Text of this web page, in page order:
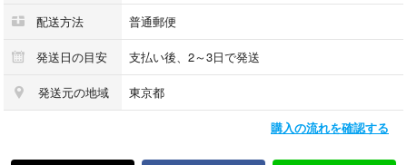
ファンコ POP
ご不明点があればコメントよろしくお願いいたします。
配送方法 普通郵便
発送日の目安 支払い後、2～3日で発送
発送元の地域 東京都
購入の流れを確認する